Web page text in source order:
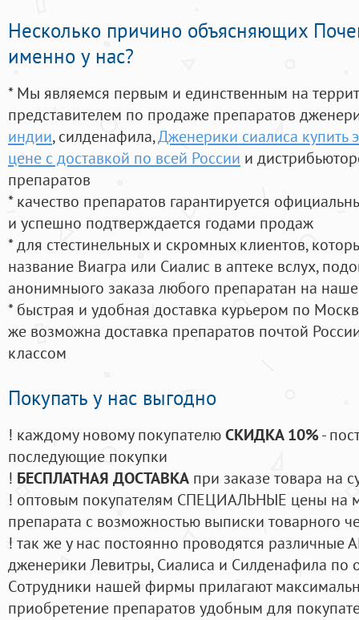
Несколько причино объясняющих
именно у нас?
* Мы являемся первым и единственным на
представителем по продаже препаратов
индии, силденафила,Дженерики сиалиса купить
цене с доставкой по всей России и
препаратов
* качество препаратов гарантируется
и успешно подтверждается годами продаж
* для стестинельных и скромных клиентов,
название Виагра или Сиалис в аптеке вслух,
анонимныого заказа любого препаратан на
* быстрая и удобная доставка курьером по
же возможна доставка препаратов почтой
классом
Покупать у нас выгодно
! каждому новому покупателюСКИДКА 10%-
последующие покупки
! БЕСПЛАТНАЯ ДОСТАВКА при заказе товара на
! оптовым покупателям СПЕЦИАЛЬНЫЕ цены на
препарата с возможностью выписки товарного
! так же у нас постоянно проводятся
дженерики Левитры, Сиалиса и Силденафила по
Cотрудники нашей фирмы прилагают
приобретение препаратов удобным для